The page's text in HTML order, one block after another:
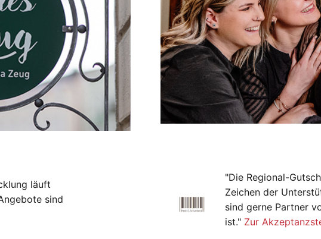
läuft
sind
"Die Regional-
Zeichen der
sind gerne Partner
ist." Zur